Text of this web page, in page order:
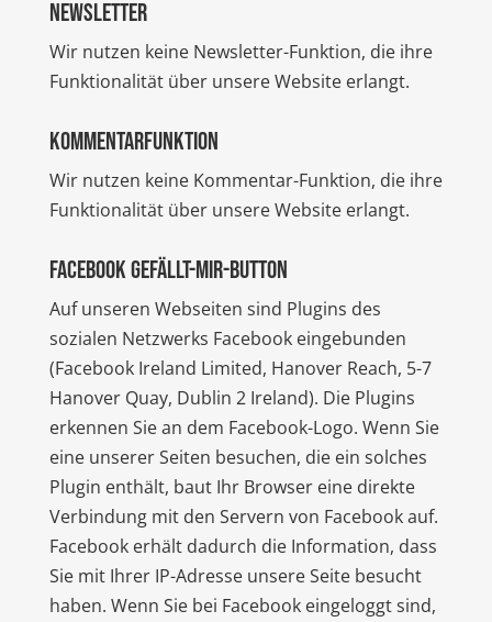
Newsletter
Wir nutzen keine Newsletter-Funktion, die ihre
Funktionalität über unsere Website erlangt.
Kommentarfunktion
Wir nutzen keine Kommentar-Funktion, die ihre
Funktionalität über unsere Website erlangt.
Facebook Gefällt-mir-Button
Auf unseren Webseiten sind Plugins des
sozialen Netzwerks Facebook eingebunden
(Facebook Ireland Limited, Hanover Reach, 5-7
Hanover Quay, Dublin 2 Ireland). Die Plugins
erkennen Sie an dem Facebook-Logo. Wenn Sie
eine unserer Seiten besuchen, die ein solches
Plugin enthält, baut Ihr Browser eine direkte
Verbindung mit den Servern von Facebook auf.
Facebook erhält dadurch die Information, dass
Sie mit Ihrer IP-Adresse unsere Seite besucht
haben. Wenn Sie bei Facebook eingeloggt sind,